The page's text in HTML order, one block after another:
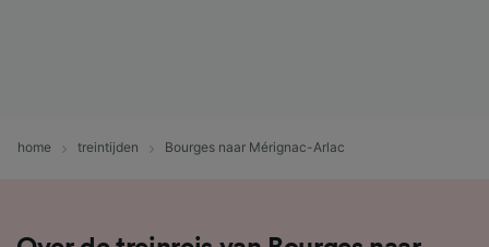
home treintijden Bourges naar Mérignac-Arlac